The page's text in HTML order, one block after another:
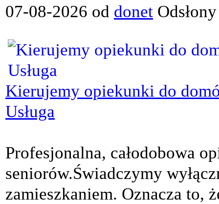
07-08-2026 od donet
Kierujemy opiekunki do
Usługa
Profesjonalna, całodobowa
seniorów.Świadczymy
zamieszkaniem. Oznacza to,